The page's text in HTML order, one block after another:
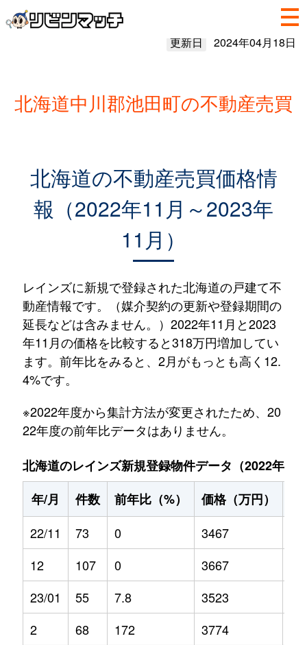
更新日 2024年04月18日
北海道中川郡池田町の不動産売買
北海道の不動産売買価格情
報（2022年11月～2023年
11月）
レインズに新規で登録された北海道の戸建て不
動産情報です。（媒介契約の更新や登録期間の
延長などは含みません。）2022年11月と2023
年11月の価格を比較すると318万円増加してい
ます。前年比をみると、2月がもっとも高く12.
4%です。
※2022年度から集計方法が変更されたため、20
22年度の前年比データはありません。
北海道のレインズ新規登録物件データ（2022年11
年/月
件数 前年比（%） 価格（万円）
22/11
73 0 3467
12
107 0 3667
23/01
55 7.8 3523
2
68 172 3774